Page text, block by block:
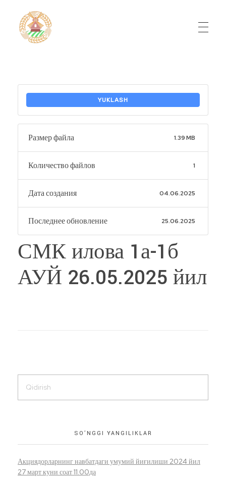
YUKLASH
Размер файла 1.39 MB
Количество файлов 1
Дата создания 04.06.2025
Последнее обновление 25.06.2025
СМК илова 1а-1б
АУЙ 26.05.2025 йил
SO’NGGI YANGILIKLAR
Акциядорларнинг навбатдаги умумий йиғилиши 2024 йил
27 март куни соат 11.00да